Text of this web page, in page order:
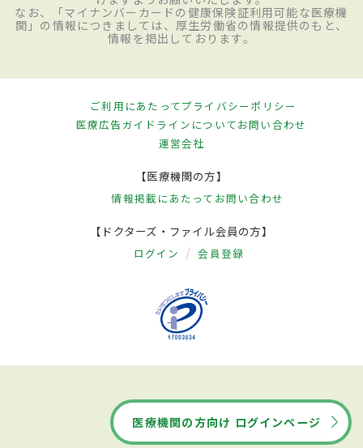
なお、「マイナンバーカードの健康保険証利用可能な医療機
関」の情報につきましては、厚生労働省の情報提供のもと、
情報を掲出しております。
ご利用にあたってプライバシーポリシー
医療広告ガイドラインについてお問い合わせ
運営会社
【医療機関の方】
情報掲載にあたって お問い合わせ
【ドクターズ・ファイル会員の方】
ログイン 会員登録
医療機関の方向け ログインページ